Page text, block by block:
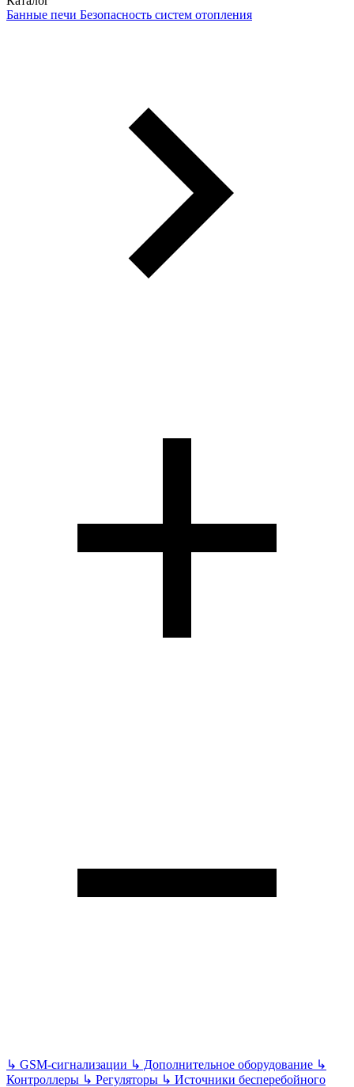
Банные печи Безопасность систем отопления
↳ GSM-сигнализации ↳ Дополнительное оборудование ↳
Контроллеры ↳ Регуляторы ↳ Источники бесперебойного